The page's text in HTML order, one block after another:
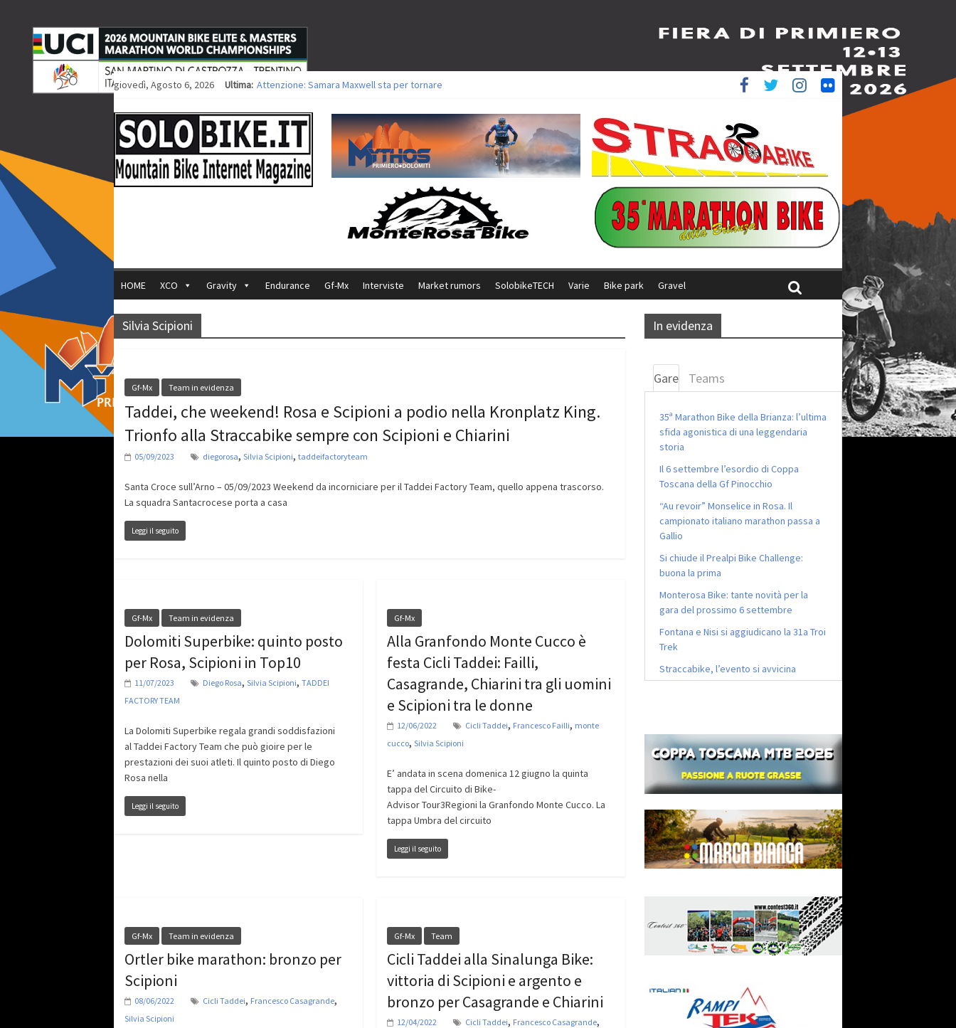
giovedì, Agosto 6, 2026 Ultima: Attenzione: Samara Maxwell sta per tornare
Europei XCO: vittorie per Ghibaudo, Grossmann e Gallis. Signorelli 5^ la migliore tra gli italiani
35ª Marathon Bike della Brianza: l’ultima sfida agonistica di una leggendaria storia
Europei MTB: il Team Relay firma il secondo argento azzurro a Monteceneri
HOME XCO Gravity Endurance Gf-Mx Interviste Market rumors SolobikeTECH Varie Bike park Gravel
Silvia Scipioni
Gf-Mx Team in evidenza
Taddei, che weekend! Rosa e Scipioni a podio nella Kronplatz King.
Trionfo alla Straccabike sempre con Scipioni e Chiarini
05/09/2023 diegorosa, Silvia Scipioni, taddeifactoryteam
Santa Croce sull’Arno – 05/09/2023 Weekend da incorniciare per il Taddei Factory Team, quello appena trascorso.
La squadra Santacrocese porta a casa
Leggi il seguito
Gf-Mx Team in evidenza
Dolomiti Superbike: quinto posto
per Rosa, Scipioni in Top10
11/07/2023 Diego Rosa, Silvia Scipioni, TADDEI
FACTORY TEAM
La Dolomiti Superbike regala grandi soddisfazioni
al Taddei Factory Team che può gioire per le
prestazioni dei suoi atleti. Il quinto posto di Diego
Rosa nella
Leggi il seguito
Gf-Mx
Alla Granfondo Monte Cucco è
festa Cicli Taddei: Failli,
Casagrande, Chiarini tra gli uomini
e Scipioni tra le donne
12/06/2022 Cicli Taddei, Francesco Failli, monte
cucco, Silvia Scipioni
E’ andata in scena domenica 12 giugno la quinta
tappa del Circuito di Bike-
Advisor Tour3Regioni la Granfondo Monte Cucco. La
tappa Umbra del circuito
Leggi il seguito
Gf-Mx Team in evidenza
Ortler bike marathon: bronzo per
Scipioni
08/06/2022 Cicli Taddei, Francesco Casagrande,
Silvia Scipioni
Gf-Mx Team
Cicli Taddei alla Sinalunga Bike:
vittoria di Scipioni e argento e
bronzo per Casagrande e Chiarini
12/04/2022 Cicli Taddei, Francesco Casagrande,
In evidenza
Gare Teams
35ª Marathon Bike della Brianza: l’ultima
sfida agonistica di una leggendaria
storia
Il 6 settembre l’esordio di Coppa
Toscana della Gf Pinocchio
“Au revoir” Monselice in Rosa. Il
campionato italiano marathon passa a
Gallio
Si chiude il Prealpi Bike Challenge:
buona la prima
Monterosa Bike: tante novità per la
gara del prossimo 6 settembre
Fontana e Nisi si aggiudicano la 31a Troi
Trek
Straccabike, l’evento si avvicina